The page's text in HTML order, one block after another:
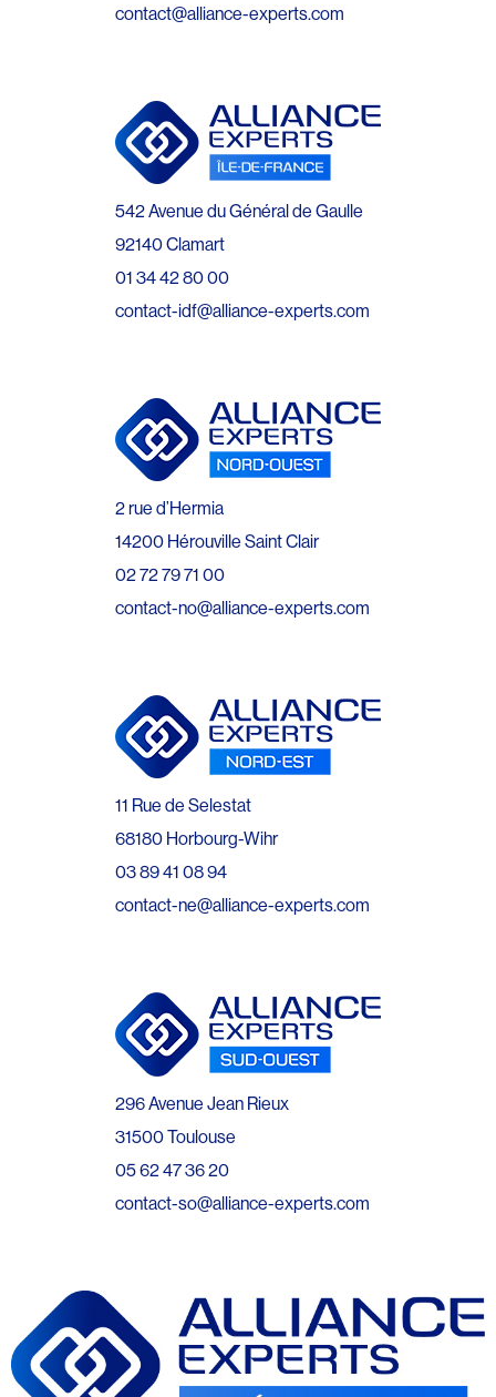
contact@alliance-experts.com
542 Avenue du Général de Gaulle
92140 Clamart
01 34 42 80 00
contact-idf@alliance-experts.com
2 rue d’Hermia
14200 Hérouville Saint Clair
02 72 79 71 00
contact-no@alliance-experts.com
11 Rue de Selestat
68180 Horbourg-Wihr
03 89 41 08 94
contact-ne@alliance-experts.com
296 Avenue Jean Rieux
31500 Toulouse
05 62 47 36 20
contact-so@alliance-experts.com